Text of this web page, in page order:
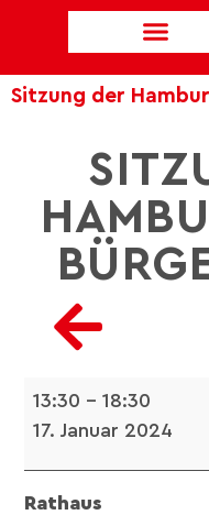
Sitzung der
13:30 –18:30
17. Januar 2024
Rathaus